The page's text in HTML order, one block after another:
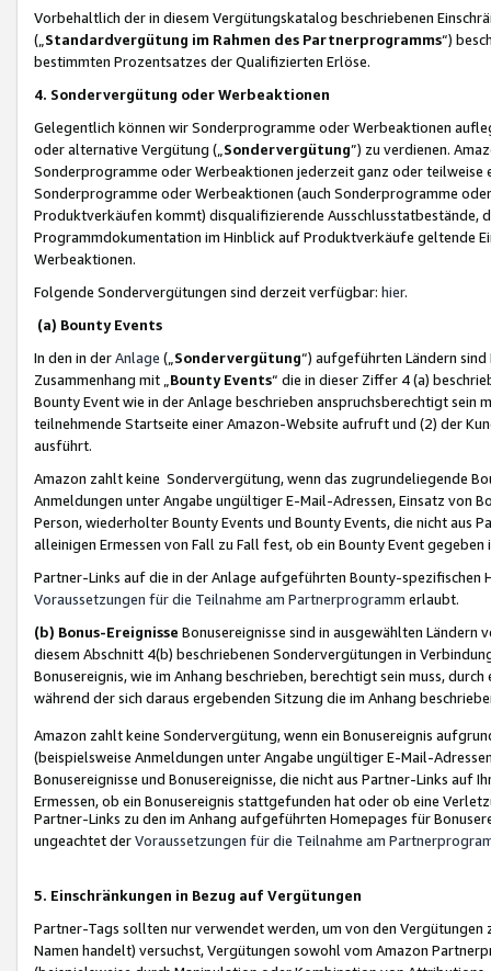
Vorbehaltlich der in diesem Vergütungskatalog beschriebenen
(„ Standardvergütung im Rahmen des Partnerprogramms“)
bestimmten Prozentsatzes der Qualifizierten Erlöse.
4. Sondervergütung oder Werbeaktionen
Gelegentlich können wir Sonderprogramme oder Werbeaktionen
oder alternative Vergütung („ Sondervergütung”) zu verdienen.
Sonderprogramme oder Werbeaktionen jederzeit ganz oder
Sonderprogramme oder Werbeaktionen (auch Sonderprogramme
Produktverkäufen kommt) disqualifizierende Ausschlusstatbestände,
Programmdokumentation im Hinblick auf Produktverkäufe geltende
Werbeaktionen.
Folgende Sondervergütungen sind derzeit verfügbar: hier.
(a) Bounty Events
In den in derAnlage („ Sondervergütung“) aufgeführten Ländern
Zusammenhang mit „ Bounty Events“ die in dieser Ziffer 4 (a)
Bounty Event wie in der Anlage beschrieben anspruchsberechtigt sein
teilnehmende Startseite einer Amazon-Website aufruft und (2) der
ausführt.
Amazon zahlt keine Sondervergütung, wenn das zugrundeliegende
Anmeldungen unter Angabe ungültiger E-Mail-Adressen, Einsatz von
Person, wiederholter Bounty Events und Bounty Events, die nicht
alleinigen Ermessen von Fall zu Fall fest, ob ein Bounty Event
Partner-Links auf die in der Anlage aufgeführten Bounty-spezifischen
Voraussetzungen für die Teilnahme am Partnerprogramm erlaubt.
(b) Bonus-Ereignisse Bonusereignisse sind in ausgewählten Ländern
diesem Abschnitt 4(b) beschriebenen Sondervergütungen in
Bonusereignis, wie im Anhang beschrieben, berechtigt sein muss,
während der sich daraus ergebenden Sitzung die im Anhang
Amazon zahlt keine Sondervergütung, wenn ein Bonusereignis
(beispielsweise Anmeldungen unter Angabe ungültiger E-Mail-
Bonusereignisse und Bonusereignisse, die nicht aus Partner-Links auf
Ermessen, ob ein Bonusereignis stattgefunden hat oder ob eine
Partner-Links zu den im Anhang aufgeführten Homepages für
ungeachtet derVoraussetzungen für die Teilnahme am
5. Einschränkungen in Bezug auf Vergütungen
Partner-Tags sollten nur verwendet werden, um von den
Namen handelt) versuchst, Vergütungen sowohl vom Amazon